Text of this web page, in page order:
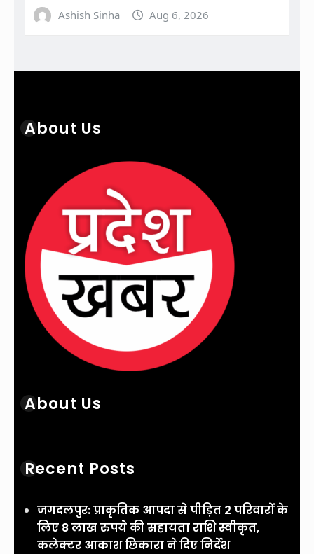
Ashish Sinha Aug 6, 2026
About Us
About Us
Recent Posts
जगदलपुर: प्राकृतिक आपदा से पीड़ित 2 परिवारों के
लिए 8 लाख रुपये की सहायता राशि स्वीकृत,
कलेक्टर आकाश छिकारा ने दिए निर्देश